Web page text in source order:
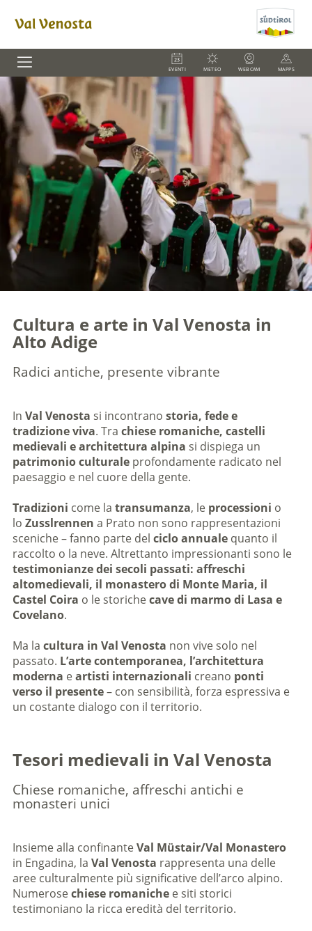
EVENTI METEO WEBCAM MAPPS
Cultura e arte in Val Venosta in
Alto Adige
Radici antiche, presente vibrante
In Val Venosta si incontrano storia, fede e
tradizione viva. Tra chiese romaniche, castelli
medievali e architettura alpina si dispiega un
patrimonio culturaleprofondamente radicato nel
paesaggio e nel cuore della gente.
Tradizioni come la transumanza, le processioni o
lo Zusslrennen a Prato non sono rappresentazioni
sceniche – fanno parte del ciclo annualequanto il
raccolto o la neve. Altrettanto impressionanti sono le
testimonianze dei secoli passati: affreschi
altomedievali, il monastero di Monte Maria, il
Castel Coira o le storichecave di marmo di Lasa e
Covelano.
Ma la cultura in Val Venosta non vive solo nel
passato. L’arte contemporanea, l’architettura
moderna eartisti internazionali creano ponti
verso il presente– con sensibilità, forza espressiva e
un costante dialogo con il territorio.
Tesori medievali in Val Venosta
Chiese romaniche, affreschi antichi e
monasteri unici
Insieme alla confinanteVal Müstair/Val Monastero
in Engadina, la Val Venosta rappresenta una delle
aree culturalmente più significative dell’arco alpino.
Numerosechiese romaniche e siti storici
testimoniano la ricca eredità del territorio.